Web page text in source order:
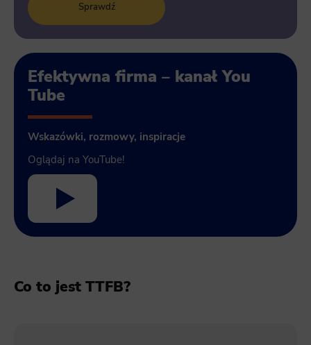
Sprawdź
Efektywna firma – kanał You
Tube
Wskazówki, rozmowy, inspiracje
Oglądaj na YouTube!
Co to jest TTFB?